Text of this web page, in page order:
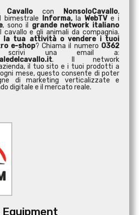
con NonsoloCavallo,
bimestrale Informa,laWebTVe i
, sono il grande network italiano
e gli animali da compagnia.
la tua attività ovendere i tuoi
e-shop? Chiama il numero 0362
una email a:
. Il network
il tuo sito e i tuoi prodotti a
mese, questo consente di poter
di marketing verticalizzate e
digitale e il mercato reale.
Equipment